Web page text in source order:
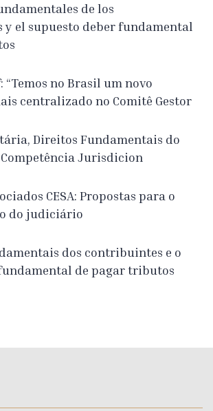
de los
el supuesto deber fundamental
“Temos no Brasil um novo
centralizado no Comitê Gestor
Direitos Fundamentais do
Jurisdicion
CESA: Propostas para o
do judiciário
dos contribuintes e o
de pagar tributos